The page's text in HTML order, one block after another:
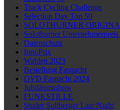
Track Cycling Challenge
Selection Day Top 50
SOLOTHURNER
Solothurner
Datenschutz
InnoPrix
Wahlen 2023
Bestellung Fasnacht
DVD Fasnacht 2024
Jubiläumsshow
FUNKSTILLE
Studer Sollberger Late Night